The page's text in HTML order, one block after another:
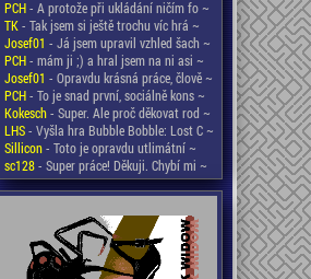
PCH- A protože při ukládání ničím fo ~
TK- Tak jsem si ještě trochu víc hrá ~
Josef01 - Já jsem upravil vzhled šach ~
PCH- mám ji ;) a hral jsem na ni asi ~
Josef01 - Opravdu krásná práce, člově ~
PCH- To je snad první, sociálně kons ~
Kokesch- Super. Ale proč děkovat rod ~
LHS- Vyšla hra Bubble Bobble: Lost C ~
Sillicon- Toto je opravdu utlimátní ~
sc128- Super práce! Děkuji. Chybí mi ~